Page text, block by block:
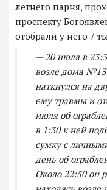
летнего парня,
проспекту
отобрали у него 7
— 20 июля в
возле дома №13
наткнулся на
ему травмы и
июля об
в 1:30 к ней
сумку с
день об
Около 22:50 он